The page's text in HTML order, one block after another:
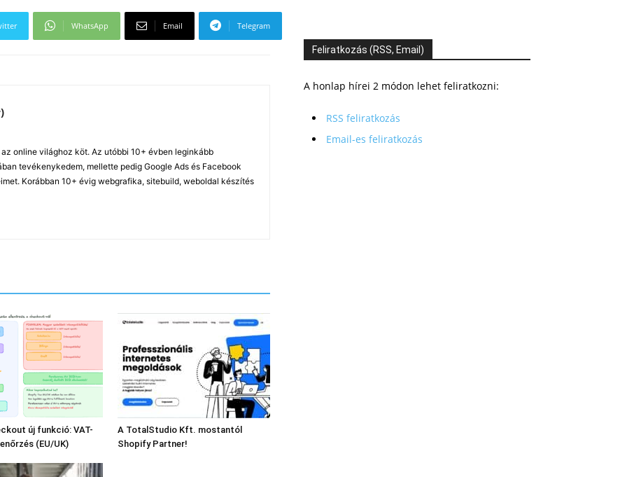
WhatsApp Email Telegram
online világhoz köt. Az utóbbi 10+ évben leginkább
tevékenykedem, mellette pedig Google Ads és Facebook
Korábban 10+ évig webgrafika, sitebuild, weboldal készítés
új funkció: VAT-
(EU/UK)
A TotalStudio Kft. mostantól
Shopify Partner!
Feliratkozás (RSS, Email)
A honlap hírei 2 módon lehet feliratkozni:
RSS feliratkozás
Email-es feliratkozás